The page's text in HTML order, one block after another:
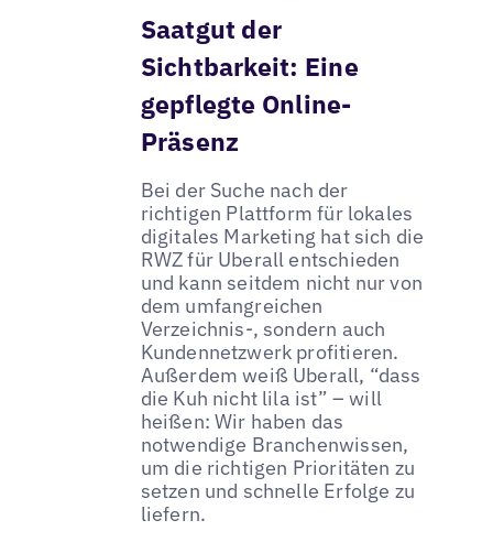
Saatgut der
Sichtbarkeit: Eine
gepflegte Online-
Präsenz
Bei der Suche nach der
richtigen Plattform für lokales
digitales Marketing hat sich die
RWZ für Uberall entschieden
und kann seitdem nicht nur von
dem umfangreichen
Verzeichnis-, sondern auch
Kundennetzwerk profitieren.
Außerdem weiß Uberall, “dass
die Kuh nicht lila ist” – will
heißen: Wir haben das
notwendige Branchenwissen,
um die richtigen Prioritäten zu
setzen und schnelle Erfolge zu
liefern.